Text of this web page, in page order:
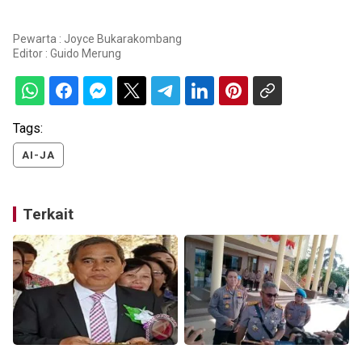
Pewarta : Joyce Bukarakombang
Editor : Guido Merung
Tags:
AI-JA
Terkait